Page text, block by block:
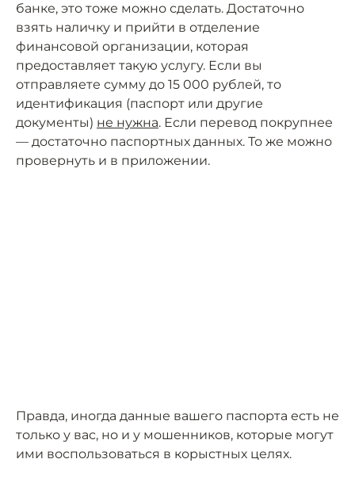
банке, это тоже можно сделать. Достаточно
взять наличку и прийти в отделение
финансовой организации, которая
предоставляет такую услугу. Если вы
отправляете сумму до 15 000 рублей, то
идентификация (паспорт или другие
документы) не нужна. Если перевод покрупнее
— достаточно паспортных данных. То же можно
провернуть и в приложении.
Правда, иногда данные вашего паспорта есть не
только у вас, но и у мошенников, которые могут
ими воспользоваться в корыстных целях.